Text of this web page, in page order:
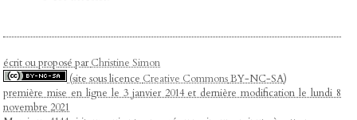
écrit ou proposé parChristine Simon
(site sous licence Creative CommonsBY-NC-SA)
première mise en ligne le 3 janvier 2014 et dernière modification le lundi 8
novembre 2021